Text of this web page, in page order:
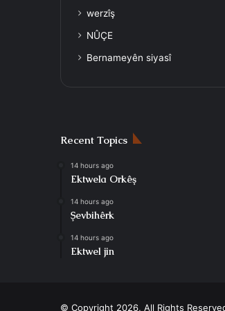
werzîş
NÛÇE
Bernameyên siyasî
Recent Topics
14 hours ago
Ektwela Orkêş
14 hours ago
Şevbihêrk
14 hours ago
Ektwel jin
© Copyright 2026, All Rights